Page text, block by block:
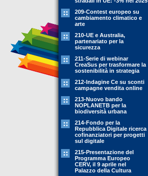
209-Contest europeo su
cambiamento climatico e
arte
210-UE e Australia,
partenariato per la
sicurezza
211-Serie di webinar
CreaSus per trasformare la
sostenibilità in strategia
212-Indagine Ce su sconti
campagne vendita online
213-Nuovo bando
NOPLANETB per la
biodiversità urbana
214-Fondo per la
Repubblica Digitale ricerca
cofinanziatori per progetti
sul digitale
215-Presentazione del
Programma Europeo
CERV, il 9 aprile nel
Palazzo della Cultura